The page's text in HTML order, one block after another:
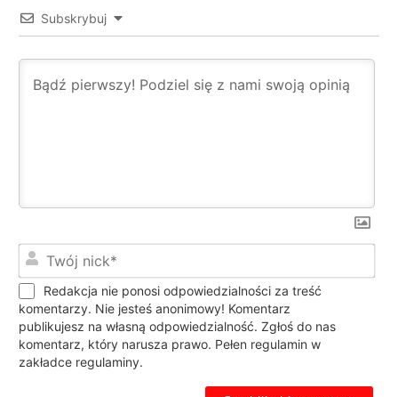
Subskrybuj
Redakcja nie ponosi odpowiedzialności za treść
komentarzy. Nie jesteś anonimowy! Komentarz
publikujesz na własną odpowiedzialność. Zgłoś do nas
komentarz, który narusza prawo. Pełen regulamin w
zakładce regulaminy.